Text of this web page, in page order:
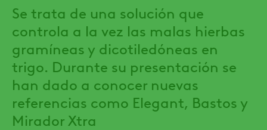
Se trata de una solución que
controla a la vez las malas hierbas
gramíneas y dicotiledóneas en
trigo. Durante su presentación se
han dado a conocer nuevas
referencias como Elegant, Bastos y
Mirador Xtra